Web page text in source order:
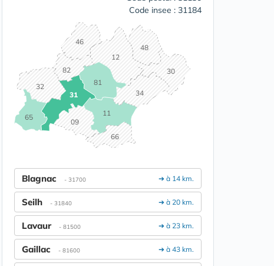
Code insee : 31184
09
11
12
30
31
32
34
46
48
65
66
81
82
➔ à 14 km.
Blagnac - 31700
➔ à 20 km.
Seilh - 31840
➔ à 23 km.
Lavaur - 81500
➔ à 43 km.
Gaillac - 81600